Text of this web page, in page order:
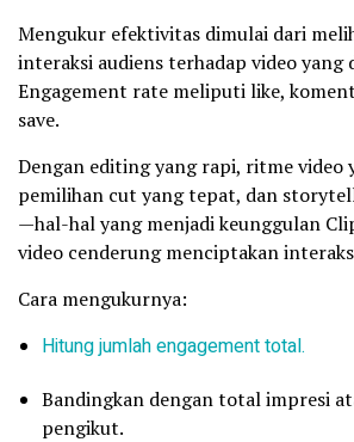
Mengukur efektivitas dimulai dari
interaksi audiens terhadap video yang
Engagement rate meliputi like,
save.
Dengan editing yang rapi, ritme video
pemilihan cut yang tepat, dan
—hal-hal yang menjadi keunggulan
video cenderung menciptakan
Cara mengukurnya:
Hitung jumlah engagement total.
Bandingkan dengan total impresi
pengikut.